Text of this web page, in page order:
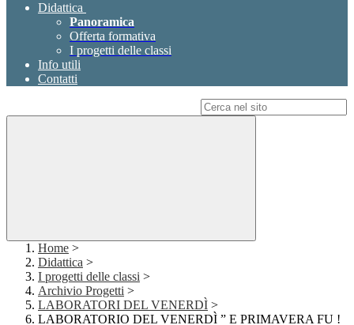
Didattica
Panoramica
Offerta formativa
I progetti delle classi
Info utili
Contatti
Home >
Didattica >
I progetti delle classi >
Archivio Progetti >
LABORATORI DEL VENERDÌ >
LABORATORIO DEL VENERDÌ ” E PRIMAVERA FU !